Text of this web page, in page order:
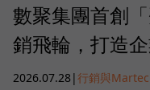
數聚集團首創
銷飛輪，打造
2026.07.28|行銷與